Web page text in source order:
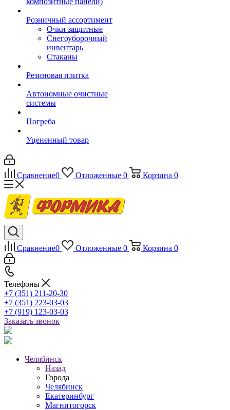
Розничный ассортимент
Очки защитные
Снегоуборочный
инвентарь
Стаканы
Резиновая плитка
Автономные очистные
системы
Погреба
Уцененный товар
Сравнение0 Отложенные 0 Корзина 0
Сравнение0 Отложенные 0 Корзина 0
Телефоны
+7 (351) 211-20-30
+7 (351) 223-03-03
+7 (919) 123-03-03
Заказать звонок
Челябинск
Назад
Города
Челябинск
Екатеринбург
Магнитогорск